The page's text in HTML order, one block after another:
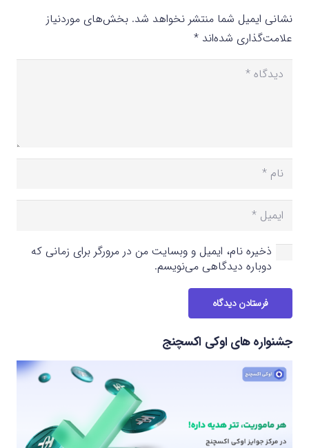
نشانی ایمیل شما منتشر نخواهد شد. بخش‌های موردنیاز
علامت‌گذاری شده‌اند *
ذخیره نام، ایمیل و وبسایت من در مرورگر برای زمانی که
دوباره دیدگاهی می‌نویسم.
فرستادن دیدگاه
جشنواره های اوکی اکسچنج